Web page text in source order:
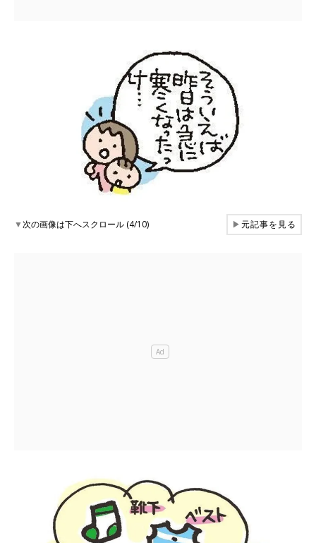
▼次の画像は下へスクロール (4/10) ▶元記事を見る